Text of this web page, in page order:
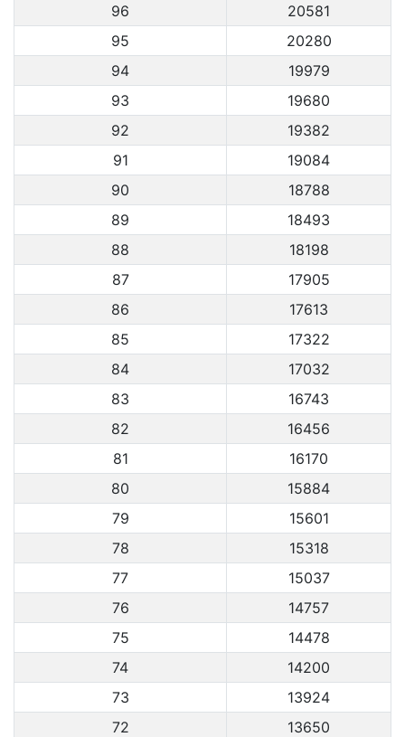
96
20581
95
20280
94
19979
93
19680
92
19382
91
19084
90
18788
89
18493
88
18198
87
17905
86
17613
85
17322
84
17032
83
16743
82
16456
81
16170
80
15884
79
15601
78
15318
77
15037
76
14757
75
14478
74
14200
73
13924
72
13650